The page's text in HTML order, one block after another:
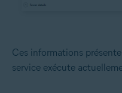
Ces informations
service exécute